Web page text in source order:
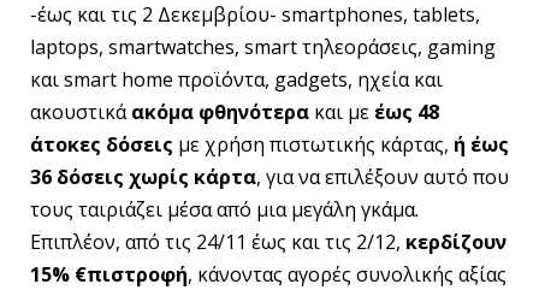
-έως και τις 2 Δεκεμβρίου- smartphones, tablets,
laptops, smartwatches, smart τηλεοράσεις, gaming
και smart home προϊόντα, gadgets, ηχεία και
ακουστικάακόμα φθηνότερα και με έως 48
άτοκες δόσεις με χρήση πιστωτικής κάρτας, ή έως
36 δόσεις χωρίς κάρτα, για να επιλέξουν αυτό που
τους ταιριάζει μέσα από μια μεγάλη γκάμα.
Επιπλέον, από τις 24/11 έως και τις 2/12, κερδίζουν
15% €πιστροφή, κάνοντας αγορές συνολικής αξίας